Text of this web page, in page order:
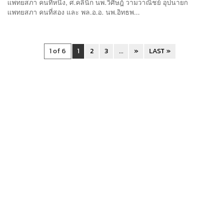
แพทยสภา คนที่หนึ่ง, ศ.คลินิก นพ.วิศิษฎ์ วามวาณิชย์ อุปนายก
แพทยสภา คนที่สอง และ พล.อ.อ. นพ.อิทธพ...
1 of 6 1 2 3 ... » LAST »